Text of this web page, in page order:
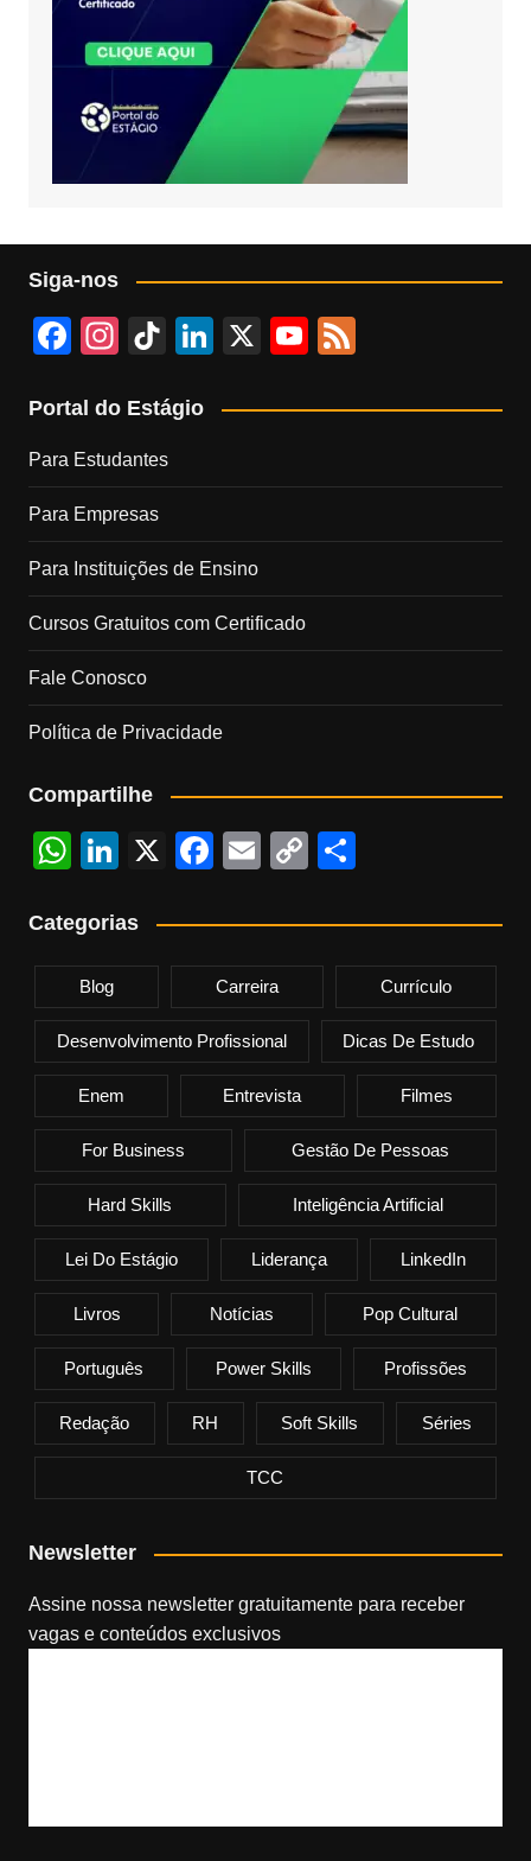
Siga-nos
F
c
e
b
o
o
k
In
a
gr
a
m
Ti
T
o
k
Li
k
dI
X
Y
u
u
C
h
n
el
e
Portal do Estágio
Para Estudantes
Para Empresas
Para Instituições de Ensino
Cursos Gratuitos com Certificado
Fale Conosco
Política de Privacidade
Compartilhe
W
at
s
A
p
p
Li
k
e
dI
n
X
F
c
e
b
o
o
k
E
ail
C
p
y
Li
k
ar
e
Categorias
Blog Carreira Currículo
Desenvolvimento Profissional Dicas De Estudo
Enem Entrevista Filmes
For Business Gestão De Pessoas
Hard Skills Inteligência Artificial
Lei Do Estágio Liderança LinkedIn
Livros Notícias Pop Cultural
Português Power Skills Profissões
Redação RH Soft Skills Séries
TCC
Newsletter
Assine nossa newsletter gratuitamente​ para receber
vagas e conteúdos exclusivos